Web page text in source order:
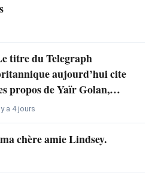
titre du Telegraph
aujourd’hui cite
propos de Yaïr Golan,…
a 4 jours
chère amie Lindsey.